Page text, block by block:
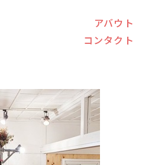
アバウト
コンタクト